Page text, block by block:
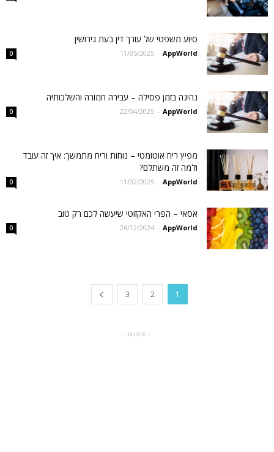
סיוע משפטי של עורך דין בעת גירושין
AppWorld
-
11/05/2025
0
נהיגה בזמן פסילה – עבירה חמורה והשלכותיה
AppWorld
-
22/04/2025
0
מפיץ ריח אוטומטי – נוחות וריח מתמשך: איך זה עובד
ולמה זה משתלם?
AppWorld
-
11/02/2025
0
אסאי – הפרי האקזוטי שיעשה לכם רק טוב
AppWorld
-
26/12/2024
0
1
2
3
- פרסומת -